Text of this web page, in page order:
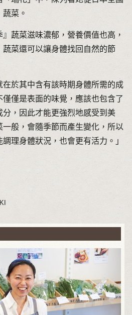
菜。
蔬菜滋味濃郁，營養價值也高，
菜還可以讓身體找回自然的節
在於其中含有該時期身體所需的成
僅是表面的味覺，應該也包含了
，因此才能更強烈地感受到美
般，會隨季節而產生變化，所以
理身體狀況，也會更有活力。」